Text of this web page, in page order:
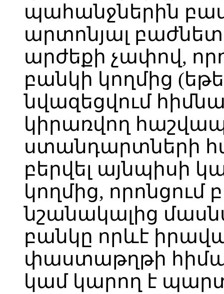
պահանջներին
արտոնյալ
արժեքի չափով,
բանկի կողմից
նվազեցվում
կիրառվող
ստանդարտների
բերվել այնպիսի
կողմից, որոնցում
նշանակալից
բանկը որևէ
փաստաթղթի
կամ կարող է